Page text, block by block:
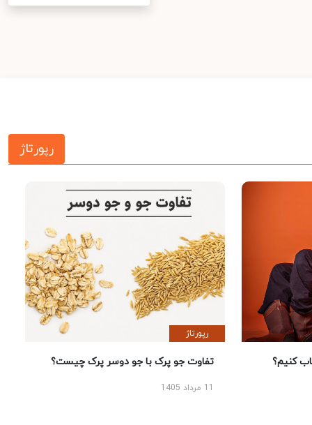
رپورتاژ
کنیم؟
رپورتاژ
تفاوت جو پرک با جو دوسر پرک چیست؟